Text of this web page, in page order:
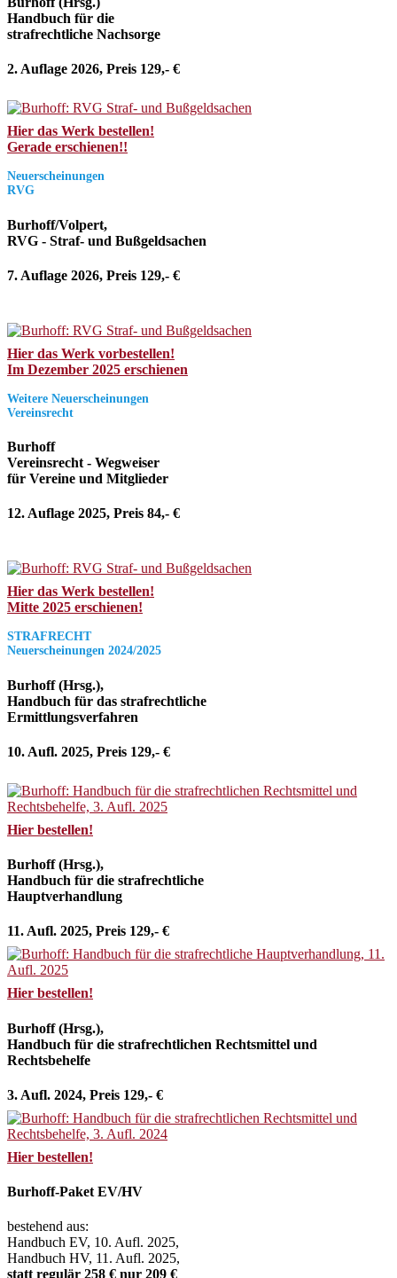
Handbuch für die
strafrechtliche Nachsorge
2. Auflage 2026, Preis 129,- €
Hier das Werk bestellen!
Gerade erschienen!!
Neuerscheinungen
RVG
Burhoff/Volpert,
RVG - Straf- und Bußgeldsachen
7. Auflage 2026, Preis 129,- €
Hier das Werk vorbestellen!
Im Dezember 2025 erschienen
Weitere Neuerscheinungen
Vereinsrecht
Burhoff
Vereinsrecht - Wegweiser
für Vereine und Mitglieder
12. Auflage 2025, Preis 84,- €
Hier das Werk bestellen!
Mitte 2025 erschienen!
STRAFRECHT
Neuerscheinungen 2024/2025
Burhoff (Hrsg.),
Handbuch für das strafrechtliche
Ermittlungsverfahren
10. Aufl. 2025, Preis 129,- €
Hier bestellen!
Burhoff (Hrsg.),
Handbuch für die strafrechtliche
Hauptverhandlung
11. Aufl. 2025, Preis 129,- €
Hier bestellen!
Burhoff (Hrsg.),
Handbuch für die strafrechtlichen Rechtsmittel und
Rechtsbehelfe
3. Aufl. 2024, Preis 129,- €
Hier bestellen!
Burhoff-Paket EV/HV
bestehend aus:
Handbuch EV, 10. Aufl. 2025,
Handbuch HV, 11. Aufl. 2025,
statt regulär 258 € nur 209 €